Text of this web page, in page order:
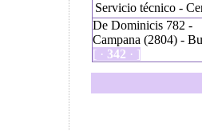
Servicio técnico -
De Dominicis 782 -
Campana (2804) -
[ · 342 · ]